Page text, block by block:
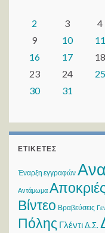
2
3 4
9
10 11
16
17 18
23
24 25
30
31
ΕΤΙΚΈΤΕΣ
Έναρξη εγγραφών
Αντάμωμα Αποκριές
Βίντεο Βραβεύσεις
Πόλης ΓλέντιΔ.Σ.